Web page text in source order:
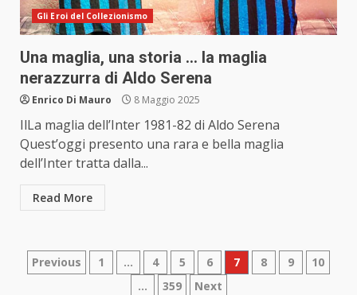
Gli Eroi del Collezionismo
Una maglia, una storia … la maglia
nerazzurra di Aldo Serena
Enrico Di Mauro 8 Maggio 2025
IlLa maglia dell’Inter 1981-82 di Aldo Serena
Quest’oggi presento una rara e bella maglia
dell’Inter tratta dalla...
Read More
Paginazione
Previous 1 … 4 5 6 7 8 9
10
…
359 Next